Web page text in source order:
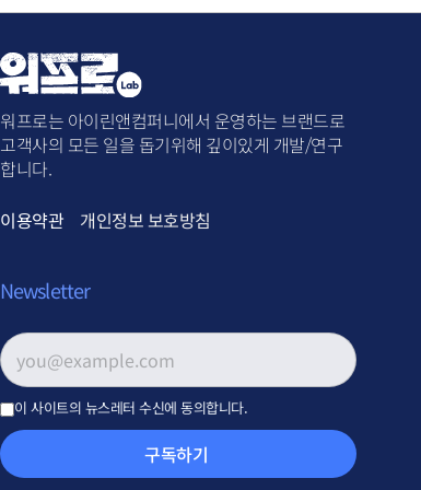
워프로는 아이린앤컴퍼니에서 운영하는 브랜드로
고객사의 모든 일을 돕기위해 깊이있게 개발/연구
합니다.
이용약관
개인정보 보호방침
Newsletter
이메일 주소*
이 사이트의 뉴스레터 수신에 동의합니다.
구독하기